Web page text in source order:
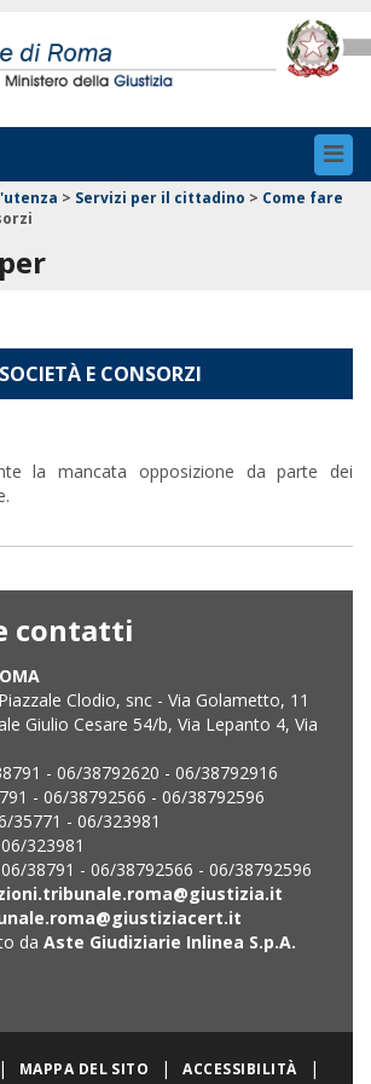
> Servizi per il cittadino > Come fare
SOCIETÀ E CONSORZI
la mancata opposizione da parte dei
contatti
Clodio, snc - Via Golametto, 11
Giulio Cesare 54/b, Via Lepanto 4, Via
- 06/38792620 - 06/38792916
- 06/38792566 - 06/38792596
35771 - 06/323981
06/323981
06/38791 - 06/38792566 - 06/38792596
da Aste Giudiziarie Inlinea S.p.A.
| MAPPA DEL SITO | ACCESSIBILITÀ |